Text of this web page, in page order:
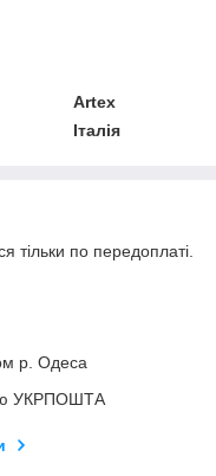
Artex
Італія
тільки по передоплаті.
р. Одеса
УКРПОШТА